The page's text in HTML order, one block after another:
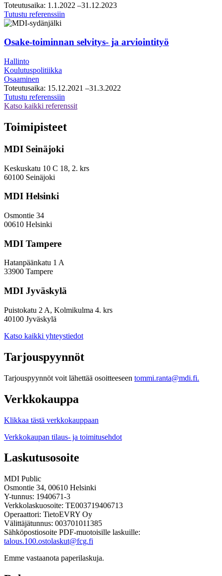
Toteutusaika: 1.1.2022 –31.12.2023
Tutustu referenssiin
konsultointipalveluiden
puitesopimus
Osake-toiminnan selvitys- ja arviointityö
Hallinto
Koulutuspolitiikka
Osaaminen
Toteutusaika: 15.12.2021 –31.3.2022
Tutustu referenssiin
toiminnan
ja
arviointityö
Katso kaikki referenssit
Toimipisteet
MDI Seinäjoki
Keskuskatu 10 C 18, 2. krs
60100 Seinäjoki
MDI Helsinki
Osmontie 34
00610 Helsinki
MDI Tampere
Hatanpäänkatu 1 A
33900 Tampere
MDI Jyväskylä
Puistokatu 2 A, Kolmikulma 4. krs
40100 Jyväskylä
Katso kaikki yhteystiedot
Tarjouspyynnöt
Tarjouspyynnöt voit lähettää osoitteeseen tommi.ranta@mdi.fi.
Verkkokauppa
Klikkaa tästä verkkokauppaan
Verkkokaupan tilaus- ja toimitusehdot
Laskutusosoite
MDI Public
Osmontie 34, 00610 Helsinki
Y-tunnus: 1940671-3
Verkkolaskuosoite: TE003719406713
Operaattori: TietoEVRY Oy
Välittäjätunnus: 003701011385
Sähköpostiosoite PDF-muotoisille laskuille:
talous.100.ostolaskut@fcg.fi
Emme vastaanota paperilaskuja.